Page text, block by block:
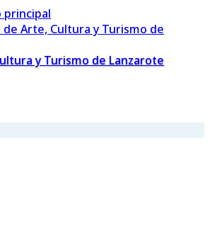
principal
y Turismo de Lanzarote